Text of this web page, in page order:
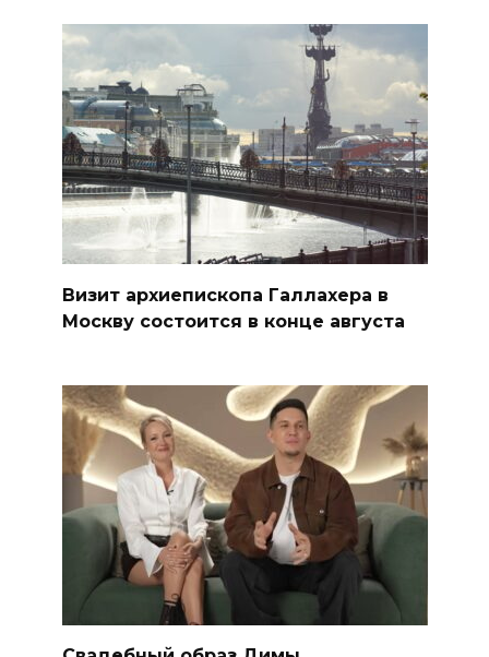
Визит архиепископа Галлахера в
Москву состоится в конце августа